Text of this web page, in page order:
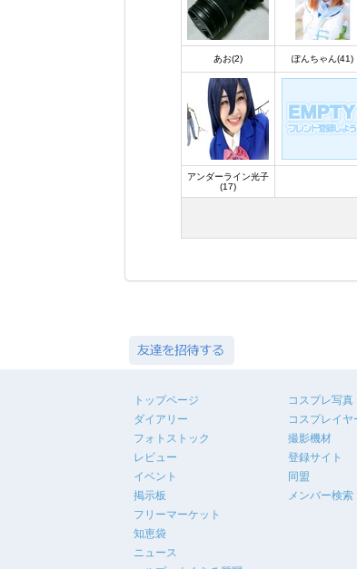
あお(2) ぽんちゃん(41)
アンダーライン光子
(17)
トップページ
ダイアリー
フォトストック
レビュー
イベント
掲示板
フリーマーケット
知恵袋
ニュース
コスプレ写真
コスプレイヤ
撮影機材
登録サイト
同盟
メンバー検索